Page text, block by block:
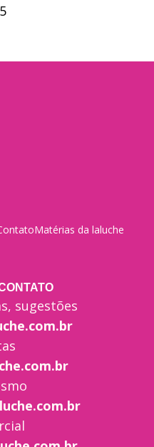
Matérias da laluche
sugestões